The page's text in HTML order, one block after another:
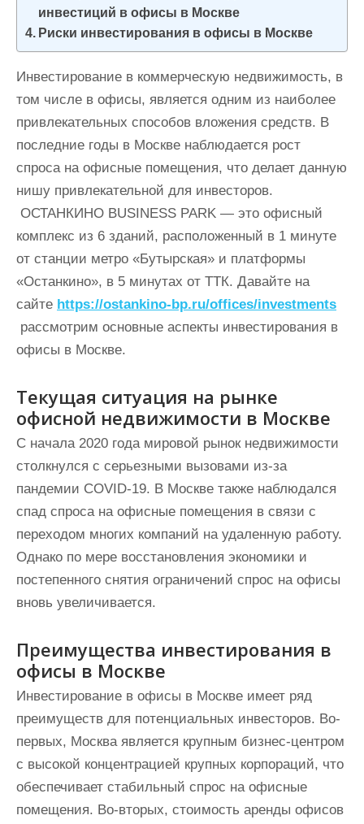
инвестиций в офисы в Москве
Риски инвестирования в офисы в Москве
Инвестирование в коммерческую недвижимость, в
том числе в офисы, является одним из наиболее
привлекательных способов вложения средств. В
последние годы в Москве наблюдается рост
спроса на офисные помещения, что делает данную
нишу привлекательной для инвесторов.
ОСТАНКИНО BUSINESS PARK — это офисный
комплекс из 6 зданий, расположенный в 1 минуте
от станции метро «Бутырская» и платформы
«Останкино», в 5 минутах от ТТК. Давайте на
сайте https://ostankino-bp.ru/offices/investments
рассмотрим основные аспекты инвестирования в
офисы в Москве.
Текущая ситуация на рынке
офисной недвижимости в Москве
С начала 2020 года мировой рынок недвижимости
столкнулся с серьезными вызовами из-за
пандемии COVID-19. В Москве также наблюдался
спад спроса на офисные помещения в связи с
переходом многих компаний на удаленную работу.
Однако по мере восстановления экономики и
постепенного снятия ограничений спрос на офисы
вновь увеличивается.
Преимущества инвестирования в
офисы в Москве
Инвестирование в офисы в Москве имеет ряд
преимуществ для потенциальных инвесторов. Во-
первых, Москва является крупным бизнес-центром
с высокой концентрацией крупных корпораций, что
обеспечивает стабильный спрос на офисные
помещения. Во-вторых, стоимость аренды офисов